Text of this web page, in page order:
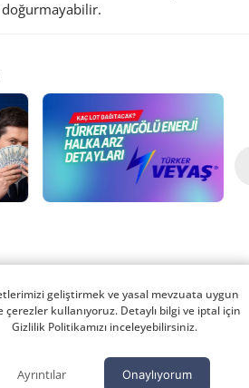
doğurmayabilir.
geliştirmek ve yasal mevzuata uygun
çerezler kullanıyoruz. Detaylı bilgi ve iptal için
Gizlilik Politikamızı inceleyebilirsiniz.
Ayrıntılar Onaylıyorum